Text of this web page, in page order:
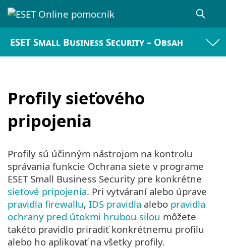
ESET Small Business Security – Obsah
Profily sieťového
pripojenia
Profily sú účinným nástrojom na kontrolu
správania funkcie Ochrana siete v programe
ESET Small Business Security pre konkrétne
sieťové pripojenia. Pri vytváraní alebo úprave
pravidla firewallu, IDS pravidla alebo pravidla
ochrany pred útokmi hrubou silou môžete
takéto pravidlo priradiť konkrétnemu profilu
alebo ho aplikovať na všetky profily.